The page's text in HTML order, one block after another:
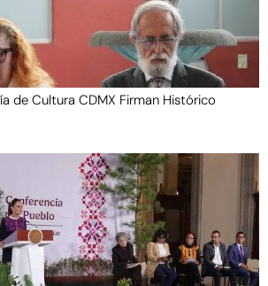
de Cultura CDMX Firman Histórico